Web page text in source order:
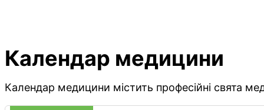
Календар медицини
Календар медицини містить професійні свята